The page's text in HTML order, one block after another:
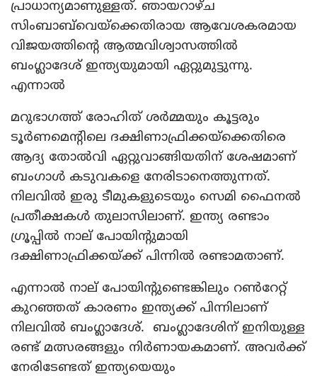
പ്രാധാന്യമാണുള്ളത്. ഞായറാഴ്‌ച
സിംബാബ്‌വെയ്‌ക്കെതിരായ ആവേശകരമായ
വിജയത്തിന്റെ ആത്മവിശ്വാസത്തിൽ
ബംഗ്ലാദേശ് ഇന്ത്യയുമായി ഏറ്റുമുട്ടുന്നു.
എന്നാൽ
മറുഭാഗത്ത് രോഹിത് ശർമ്മയും കൂട്ടരും
ടൂർണമെന്റിലെ ദക്ഷിണാഫ്രിക്കയ്‌ക്കെതിരെ
ആദ്യ തോൽവി ഏറ്റുവാങ്ങിയതിന് ശേഷമാണ്
ബംഗാൾ കടുവകളെ നേരിടാനെത്തുന്നത്.
നിലവിൽ ഇരു ടീമുകളുടെയും സെമി ഫൈനൽ
പ്രതീക്ഷകൾ തുലാസിലാണ്. ഇന്ത്യ രണ്ടാം
ഗ്രൂപ്പിൽ നാല് പോയിന്റുമായി
ദക്ഷിണാഫ്രിക്കയ്ക്ക് പിന്നിൽ രണ്ടാമതാണ്.
എന്നാൽ നാല് പോയിന്റുണ്ടെങ്കിലും റൺറേറ്റ്
കുറഞ്ഞത് കാരണം ഇന്ത്യക്ക് പിന്നിലാണ്
നിലവിൽ ബംഗ്ലാദേശ്. ബംഗ്ലാദേശിന് ഇനിയുള്ള
രണ്ട് മത്സരങ്ങളും നിർണായകമാണ്. അവർക്ക്
നേരിടേണ്ടത് ഇന്ത്യയെയും